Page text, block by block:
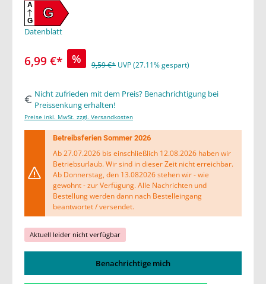
G
A
G
Datenblatt
6,99 €* % 9,59 €* UVP (27.11% gespart)
Nicht zufrieden mit dem Preis? Benachrichtigung bei
Preissenkung erhalten!
Preise inkl. MwSt. zzgl. Versandkosten
Betreibsferien Sommer 2026
Ab 27.07.2026 bis einschließlich 12.08.2026 haben wir
Betriebsurlaub. Wir sind in dieser Zeit nicht erreichbar.
Ab Donnerstag, den 13.082026 stehen wir - wie
gewohnt - zur Verfügung. Alle Nachrichten und
Bestellung werden dann nach Bestelleingang
beantwortet / versendet.
Aktuell leider nicht verfügbar
Benachrichtige mich